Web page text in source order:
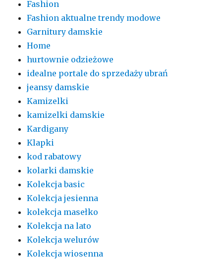
Fashion
Fashion aktualne trendy modowe
Garnitury damskie
Home
hurtownie odzieżowe
idealne portale do sprzedaży ubrań
jeansy damskie
Kamizelki
kamizelki damskie
Kardigany
Klapki
kod rabatowy
kolarki damskie
Kolekcja basic
Kolekcja jesienna
kolekcja masełko
Kolekcja na lato
Kolekcja welurów
Kolekcja wiosenna